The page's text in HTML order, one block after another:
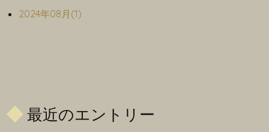
2024年08月(1)
最近のエントリー